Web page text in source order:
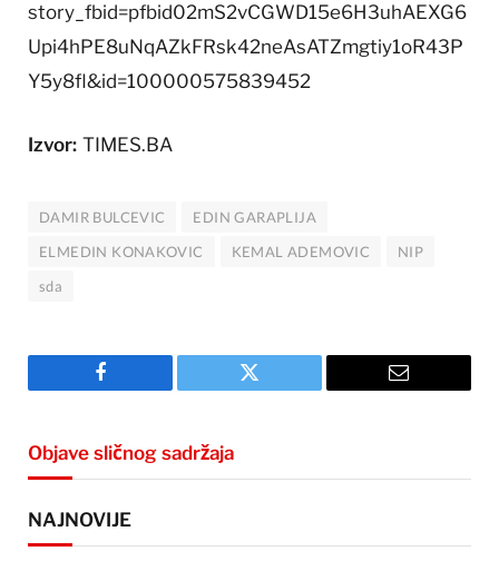
story_fbid=pfbid02mS2vCGWD15e6H3uhAEXG6
Upi4hPE8uNqAZkFRsk42neAsATZmgtiy1oR43P
Y5y8fl&id=100000575839452
Izvor: TIMES.BA
DAMIR BULCEVIC
EDIN GARAPLIJA
ELMEDIN KONAKOVIC
KEMAL ADEMOVIC
NIP
sda
Facebook Twitter Email
Objave sličnog sadržaja
NAJNOVIJE